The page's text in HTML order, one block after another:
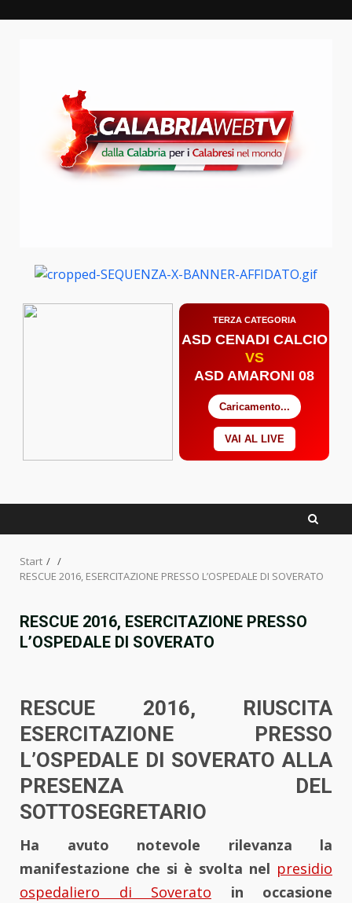
TERZA CATEGORIA
ASD CENADI CALCIO
VS
ASD AMARONI 08
Caricamento...
VAI AL LIVE
Start
RESCUE 2016, ESERCITAZIONE PRESSO L’OSPEDALE DI SOVERATO
RESCUE 2016, ESERCITAZIONE PRESSO
L’OSPEDALE DI SOVERATO
RESCUE 2016, RIUSCITA
ESERCITAZIONE PRESSO
L’OSPEDALE DI SOVERATO ALLA
PRESENZA DEL
SOTTOSEGRETARIO
Ha avuto notevole rilevanza la
manifestazione che si è svolta nel presidio
ospedaliero di Soverato in occasione